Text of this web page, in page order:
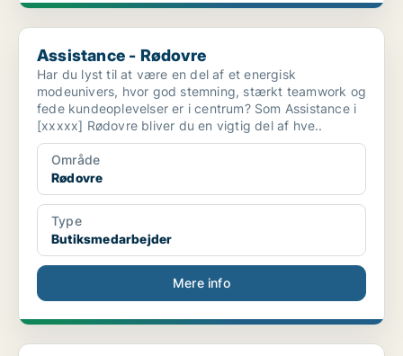
Assistance - Rødovre
Assistance - Rødovre
Har du lyst til at være en del af et energisk
modeunivers, hvor god stemning, stærkt teamwork og
fede kundeoplevelser er i centrum? Som Assistance i
[xxxxx] Rødovre bliver du en vigtig del af hve..
Område
Rødovre
Type
Butiksmedarbejder
Mere info
Butiksassistent under 18 år - Rødovre